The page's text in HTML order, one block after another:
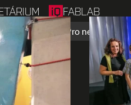
FABLAB
iQCAFÉ Pro nejmenší